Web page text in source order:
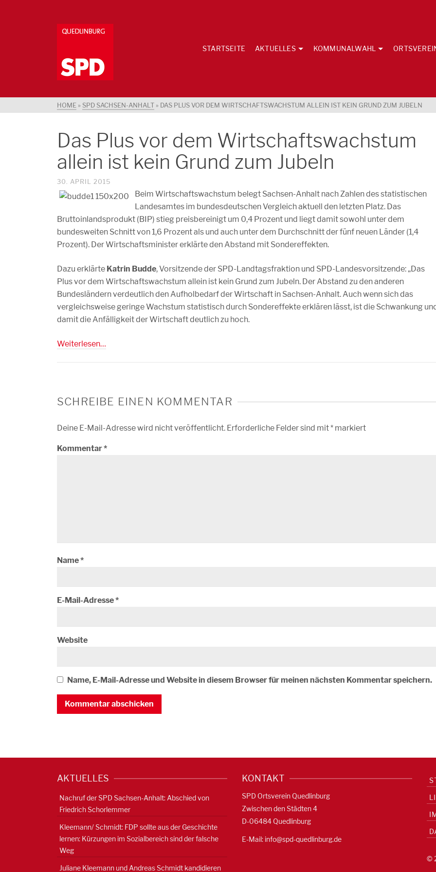
STARTSEITE AKTUELLES KOMMUNALWAHL
HOME » SPD SACHSEN-ANHALT » DAS PLUS VOR DEM WIRTSCHAFTSWACHSTUM ALLEIN IST KEIN GRUND ZUM JUBELN
Das Plus vor dem Wirtschaftswachstum
allein ist kein Grund zum Jubeln
30. APRIL 2015
Beim Wirtschaftswachstum belegt Sachsen-Anhalt nach Zahlen des statistischen
Landesamtes im bundesdeutschen Vergleich aktuell den letzten Platz. Das
Bruttoinlandsprodukt (BIP) stieg preisbereinigt um 0,4 Prozent und liegt damit sowohl unter dem
bundesweiten Schnitt von 1,6 Prozent als und auch unter dem Durchschnitt der fünf neuen Länder (1,4
Prozent). Der Wirtschaftsminister erklärte den Abstand mit Sondereffekten.
Dazu erklärte Katrin Budde, Vorsitzende der SPD-Landtagsfraktion und SPD-Landesvorsitzende: „Das
Plus vor dem Wirtschaftswachstum allein ist kein Grund zum Jubeln. Der Abstand zu den anderen
Bundesländern verdeutlich den Aufholbedarf der Wirtschaft in Sachsen-Anhalt. Auch wenn sich das
vergleichsweise geringe Wachstum statistisch durch Sondereffekte erklären lässt, ist die Schwankung
damit die Anfälligkeit der Wirtschaft deutlich zu hoch.
Weiterlesen…
SCHREIBE EINEN KOMMENTAR
Deine E-Mail-Adresse wird nicht veröffentlicht. Erforderliche Felder sind mit* markiert
Kommentar*
Name*
E-Mail-Adresse*
Website
Name, E-Mail-Adresse und Website in diesem Browser für meinen nächsten Kommentar speichern.
AKTUELLES
Nachruf der SPD Sachsen-Anhalt: Abschied von
Friedrich Schorlemmer
Kleemann/ Schmidt: FDP sollte aus der Geschichte
lernen: Kürzungen im Sozialbereich sind der falsche
Weg
Juliane Kleemann und Andreas Schmidt kandidieren
KONTAKT
SPD Ortsverein Quedlinburg
Zwischen den Städten 4
D-06484 Quedlinburg
E-Mail: info@spd-quedlinburg.de
©